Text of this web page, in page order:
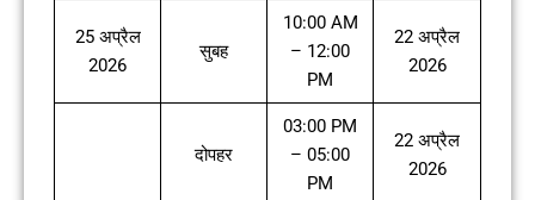
25 अप्रैल
2026
सुबह
10:00 AM
– 12:00
PM
22 अप्रैल
2026
दोपहर
03:00 PM
– 05:00
PM
22 अप्रैल
2026